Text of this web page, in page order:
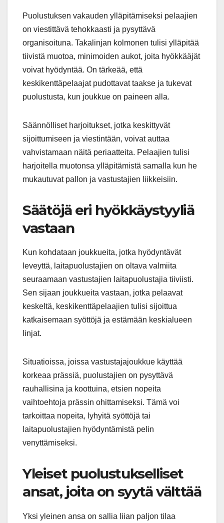
Puolustuksen vakauden ylläpitämiseksi pelaajien
on viestittävä tehokkaasti ja pysyttävä
organisoituna. Takalinjan kolmonen tulisi ylläpitää
tiivistä muotoa, minimoiden aukot, joita hyökkääjät
voivat hyödyntää. On tärkeää, että
keskikenttäpelaajat pudottavat taakse ja tukevat
puolustusta, kun joukkue on paineen alla.
Säännölliset harjoitukset, jotka keskittyvät
sijoittumiseen ja viestintään, voivat auttaa
vahvistamaan näitä periaatteita. Pelaajien tulisi
harjoitella muotonsa ylläpitämistä samalla kun he
mukautuvat pallon ja vastustajien liikkeisiin.
Säätöjä eri hyökkäystyyliä
vastaan
Kun kohdataan joukkueita, jotka hyödyntävät
leveyttä, laitapuolustajien on oltava valmiita
seuraamaan vastustajien laitapuolustajia tiiviisti.
Sen sijaan joukkueita vastaan, jotka pelaavat
keskeltä, keskikenttäpelaajien tulisi sijoittua
katkaisemaan syöttöjä ja estämään keskialueen
linjat.
Situatioissa, joissa vastustajajoukkue käyttää
korkeaa prässiä, puolustajien on pysyttävä
rauhallisina ja koottuina, etsien nopeita
vaihtoehtoja prässin ohittamiseksi. Tämä voi
tarkoittaa nopeita, lyhyitä syöttöjä tai
laitapuolustajien hyödyntämistä pelin
venyttämiseksi.
Yleiset puolustukselliset
ansat, joita on syytä välttää
Yksi yleinen ansa on sallia liian paljon tilaa